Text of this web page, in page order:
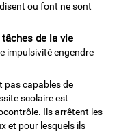
ou font ne sont
de la vie
impulsivité engendre
pas capables de
scolaire est
Ils arrêtent les
et pour lesquels ils